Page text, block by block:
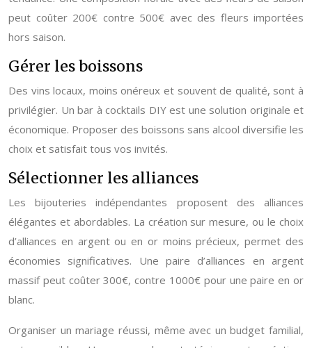
peut coûter 200€ contre 500€ avec des fleurs importées
hors saison.
Gérer les boissons
Des vins locaux, moins onéreux et souvent de qualité, sont à
privilégier. Un bar à cocktails DIY est une solution originale et
économique. Proposer des boissons sans alcool diversifie les
choix et satisfait tous vos invités.
Sélectionner les alliances
Les bijouteries indépendantes proposent des alliances
élégantes et abordables. La création sur mesure, ou le choix
d’alliances en argent ou en or moins précieux, permet des
économies significatives. Une paire d’alliances en argent
massif peut coûter 300€, contre 1000€ pour une paire en or
blanc.
Organiser un mariage réussi, même avec un budget familial,